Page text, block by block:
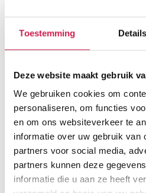
Toestemming Details
Deze website maakt gebruik
We gebruiken cookies om
personaliseren, om functies
en om ons websiteverkeer te
informatie over uw gebruik van
partners voor social media,
partners kunnen deze
informatie die u aan ze heeft
informeren over je
mogelijkheid om eerst kosteloos
kennismakingsgesprek te
situatie. We maken een
benadering zou kunnen lenen en
horen. Daarnaast willen we je
meer we van jou weten, hoe
Ben je bijvoorbeeld starter of